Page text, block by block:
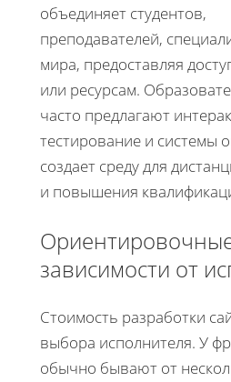
объединяет студентов,
преподавателей,
мира, предоставляя
или ресурсам.
часто предлагают
тестирование и системы
создает среду для
и повышения
зависимости от
Стоимость разработки
выбора исполнителя. У
обычно бывают от